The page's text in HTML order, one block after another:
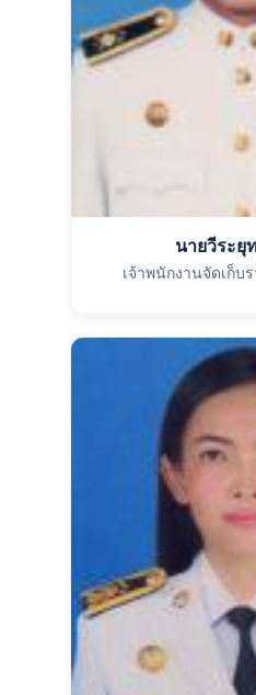
นายวีระยุ
เจ้าพนักงานจัดเก็